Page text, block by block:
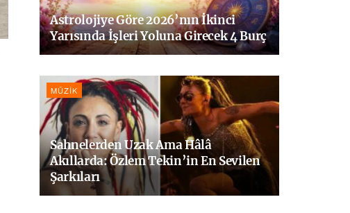
Astrolojiye Göre 2026’nın İkinci
Yarısında İşleri Yoluna Girecek 4 Burç
MÜZIK
Sahnelerden Uzak Ama Hâlâ
Akıllarda: Özlem Tekin’in En Sevilen
Şarkıları